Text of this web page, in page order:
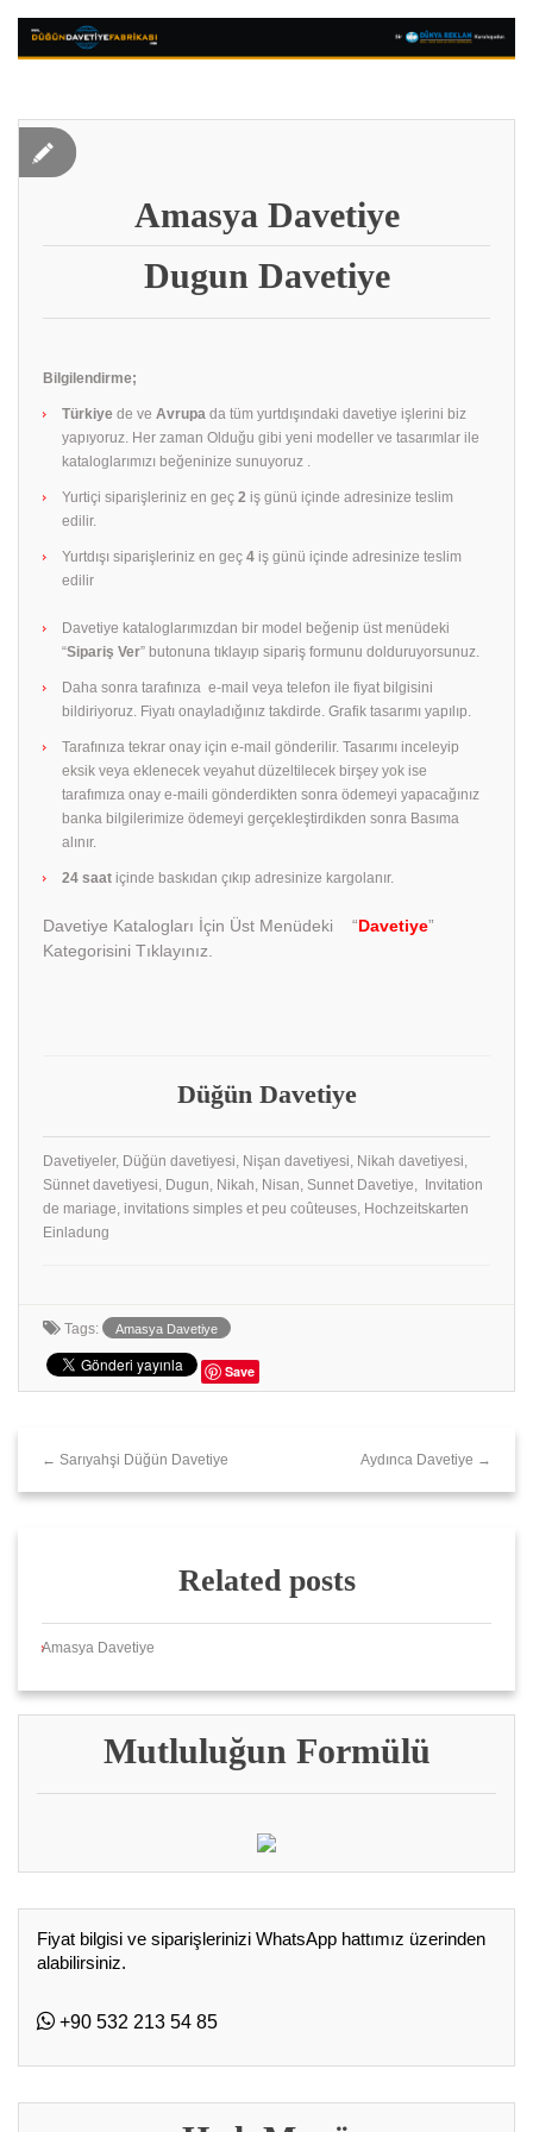
Amasya Davetiye
Dugun Davetiye
Bilgilendirme;
Türkiye de ve Avrupa da tüm yurtdışındaki davetiye işlerini biz
yapıyoruz. Her zaman Olduğu gibi yeni modeller ve tasarımlar ile
kataloglarımızı beğeninize sunuyoruz .
Yurtiçi siparişleriniz en geç 2 iş günü içinde adresinize teslim
edilir.
Yurtdışı siparişleriniz en geç 4 iş günü içinde adresinize teslim
edilir
Davetiye kataloglarımızdan bir model beğenip üst menüdeki
“Sipariş Ver” butonuna tıklayıp sipariş formunu dolduruyorsunuz.
Daha sonra tarafınıza e-mail veya telefon ile fiyat bilgisini
bildiriyoruz. Fiyatı onayladığınız takdirde. Grafik tasarımı yapılıp.
Tarafınıza tekrar onay için e-mail gönderilir. Tasarımı inceleyip
eksik veya eklenecek veyahut düzeltilecek birşey yok ise
tarafımıza onay e-maili gönderdikten sonra ödemeyi yapacağınız
banka bilgilerimize ödemeyi gerçekleştirdikden sonra Basıma
alınır.
24 saat içinde baskıdan çıkıp adresinize kargolanır.
Davetiye Katalogları İçin Üst Menüdeki “Davetiye”
Kategorisini Tıklayınız.
Düğün Davetiye
Davetiyeler, Düğün davetiyesi, Nişan davetiyesi, Nikah davetiyesi,
Sünnet davetiyesi, Dugun, Nikah, Nisan, Sunnet Davetiye, Invitation
de mariage, invitations simples et peu coûteuses, Hochzeitskarten
Einladung
Tags: Amasya Davetiye
Save
← Sarıyahşi Düğün Davetiye Aydınca Davetiye →
Related posts
Amasya Davetiye
Mutluluğun Formülü
Fiyat bilgisi ve siparişlerinizi WhatsApp hattımız üzerinden
alabilirsiniz.
+90 532 213 54 85